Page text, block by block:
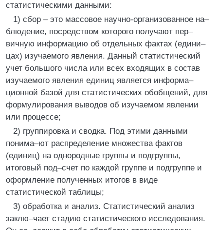
статистическими данными:
1) сбор – это массовое научно-организованное на–
блюдение, посредством которого получают пер–
вичную информацию об отдельных фактах (едини–
цах) изучаемого явления. Данный статистический
учет большого числа или всех входящих в состав
изучаемого явления единиц является информа–
ционной базой для статистических обобщений, для
формулирования выводов об изучаемом явлении
или процессе;
2) группировка и сводка. Под этими данными
понима–ют распределение множества фактов
(единиц) на однородные группы и подгруппы,
итоговый под–счет по каждой группе и подгруппе и
оформление полученных итогов в виде
статистической таблицы;
3) обработка и анализ. Статистический анализ
заклю–чает стадию статистического исследования.